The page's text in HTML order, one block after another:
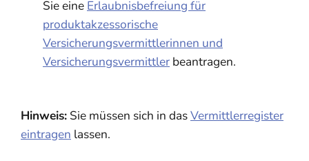
Sie eine Erlaubnisbefreiung für
produktakzessorische
Versicherungsvermittlerinnen und
Versicherungsvermittler beantragen.
Hinweis: Sie müssen sich in dasVermittlerregister
eintragen lassen.